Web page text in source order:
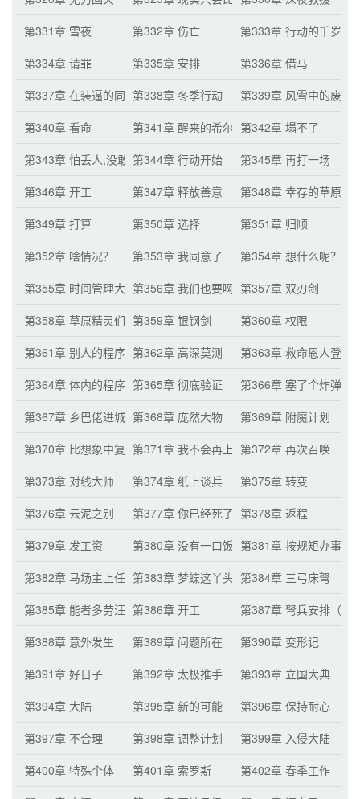
第331章 雪夜
第332章 伤亡
第333章 行动的千岁
第334章 请罪
第335章 安排
第336章 借马
第337章 在装逼的同时,把事情给办了！
第338章 冬季行动
第339章 风雪中的废墟
第340章 看命
第341章 醒来的希尔克第342章 塌不了
第343章 怕丢人,没敢问第344章 行动开始
第345章 再打一场
第346章 开工
第347章 释放善意
第348章 幸存的草原精
第349章 打算
第350章 选择
第351章 归顺
第352章 啥情况？
第353章 我同意了
第354章 想什么呢？
第355章 时间管理大师第356章 我们也要啊？第357章 双刃剑
第358章 草原精灵们的工作安排
第359章 银钢剑
第360章 权限
第361章 别人的程序 第362章 高深莫测
第363章 救命恩人登场
第364章 体内的程序 第365章 彻底验证
第366章 塞了个炸弹
第367章 乡巴佬进城了第368章 庞然大物
第369章 附魔计划
第370章 比想象中复杂（月票累积三百张的加
第371章 我不会再上当了第372章 再次召唤
第373章 对线大师
第374章 纸上谈兵
第375章 转变
第376章 云泥之别
第377章 你已经死了 第378章 返程
第379章 发工资
第380章 没有一口饭是能白吃的！
第381章 按规矩办事
第382章 马场主上任 第383章 梦蝶这丫头 第384章 三弓床弩
第385章 能者多劳汪老师第386章 开工
第387章 弩兵安排（月
第388章 意外发生
第389章 问题所在
第390章 变形记
第391章 好日子
第392章 太极推手
第393章 立国大典
第394章 大陆
第395章 新的可能
第396章 保持耐心
第397章 不合理
第398章 调整计划
第399章 入侵大陆
第400章 特殊个体
第401章 索罗斯
第402章 春季工作